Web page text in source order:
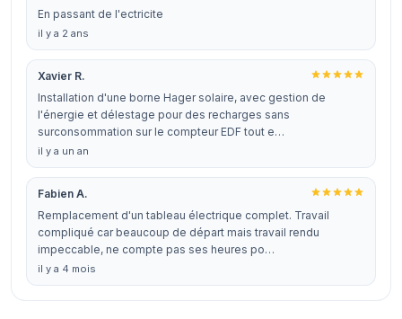
En passant de l'ectricite
il y a 2 ans
Xavier R.
Installation d'une borne Hager solaire, avec gestion de
l'énergie et délestage pour des recharges sans
surconsommation sur le compteur EDF tout e…
il y a un an
Fabien A.
Remplacement d'un tableau électrique complet. Travail
compliqué car beaucoup de départ mais travail rendu
impeccable, ne compte pas ses heures po…
il y a 4 mois